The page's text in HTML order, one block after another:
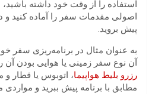
استفاده را از وقت خود داشته باشید،
اصولی مقدمات سفر را آماده کنید و
پیش بروید.
به عنوان مثال در برنامه‌ریزی سفر
آن نوع سفر زمینی یا هوایی بودن
رزرو بلیط هواپیما، اتوبوس یا قطار و
مطابق با برنامه پیش ببرید و مواردی